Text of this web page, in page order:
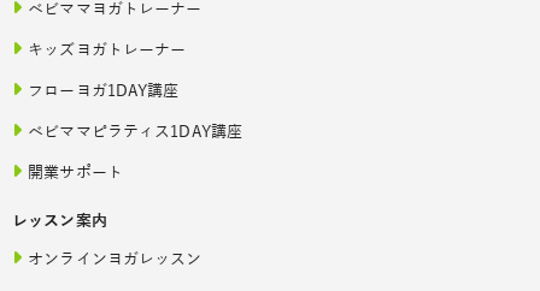
ベビママヨガトレーナー
キッズヨガトレーナー
フローヨガ1DAY講座
ベビママピラティス1DAY講座
開業サポート
レッスン案内
オンラインヨガレッスン